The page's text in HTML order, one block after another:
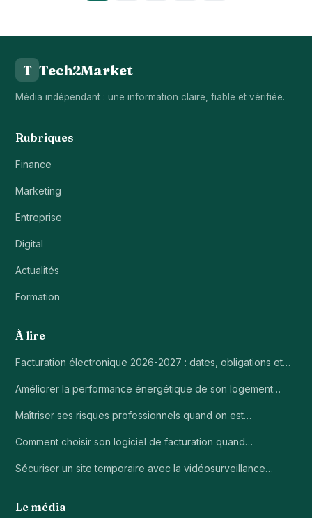
T Tech2Market
Média indépendant : une information claire, fiable et vérifiée.
Rubriques
Finance
Marketing
Entreprise
Digital
Actualités
Formation
À lire
Facturation électronique 2026-2027 : dates, obligations et…
Améliorer la performance énergétique de son logement…
Maîtriser ses risques professionnels quand on est…
Comment choisir son logiciel de facturation quand…
Sécuriser un site temporaire avec la vidéosurveillance…
Le média